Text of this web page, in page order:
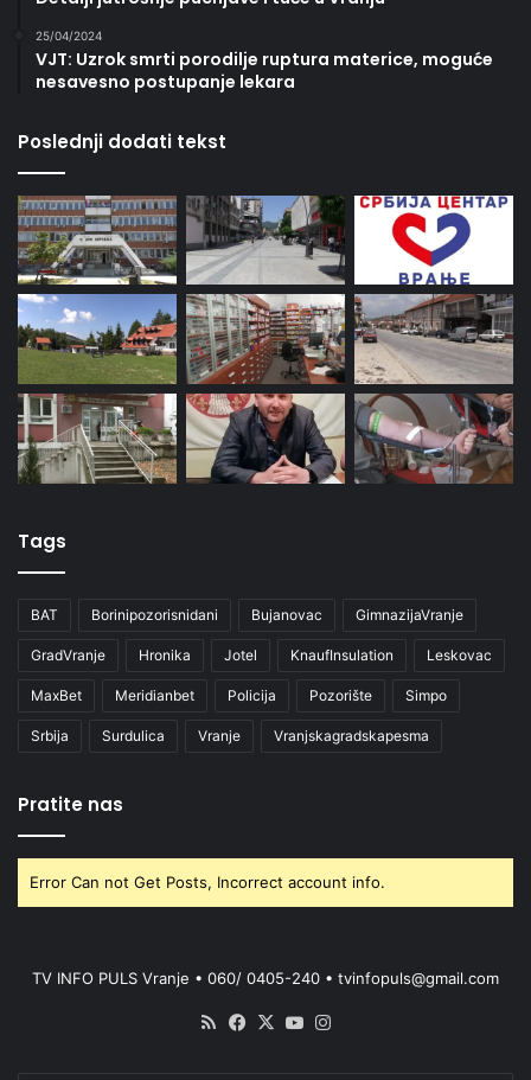
25/04/2024
VJT: Uzrok smrti porodilje ruptura materice, moguće
nesavesno postupanje lekara
Poslednji dodati tekst
Tags
BAT Borinipozorisnidani Bujanovac GimnazijaVranje
GradVranje Hronika Jotel KnaufInsulation Leskovac
MaxBet Meridianbet Policija Pozorište Simpo
Srbija Surdulica Vranje Vranjskagradskapesma
Pratite nas
Error Can not Get Posts, Incorrect account info.
TV INFO PULS Vranje • 060/ 0405-240 • tvinfopuls@gmail.com
RSS Facebook
X YouTube